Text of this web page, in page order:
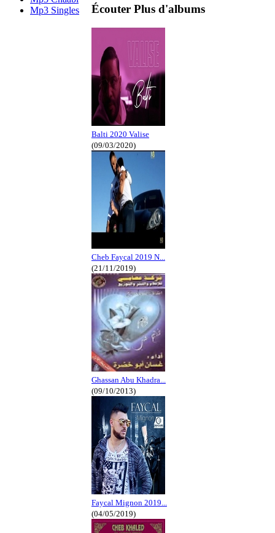
Mp3 Singles
Écouter Plus d'albums
Balti 2020 Valise
(09/03/2020)
Cheb Faycal 2019 N...
(21/11/2019)
Ghassan Abu Khadra...
(09/10/2013)
Faycal Mignon 2019...
(04/05/2019)